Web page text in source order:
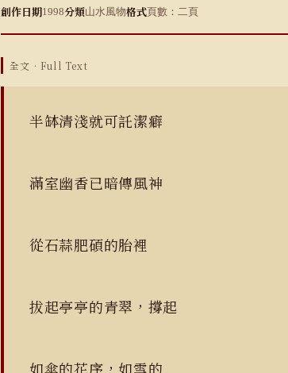
創作日期1998分類山水風物格式頁數：二頁
全文 · Full Text
半缽清淺就可託潔癖
滿室幽香已暗傳風神
從石蒜肥碩的胎裡
拔起亭亭的青翠，撐起
如傘的花序，如雪的